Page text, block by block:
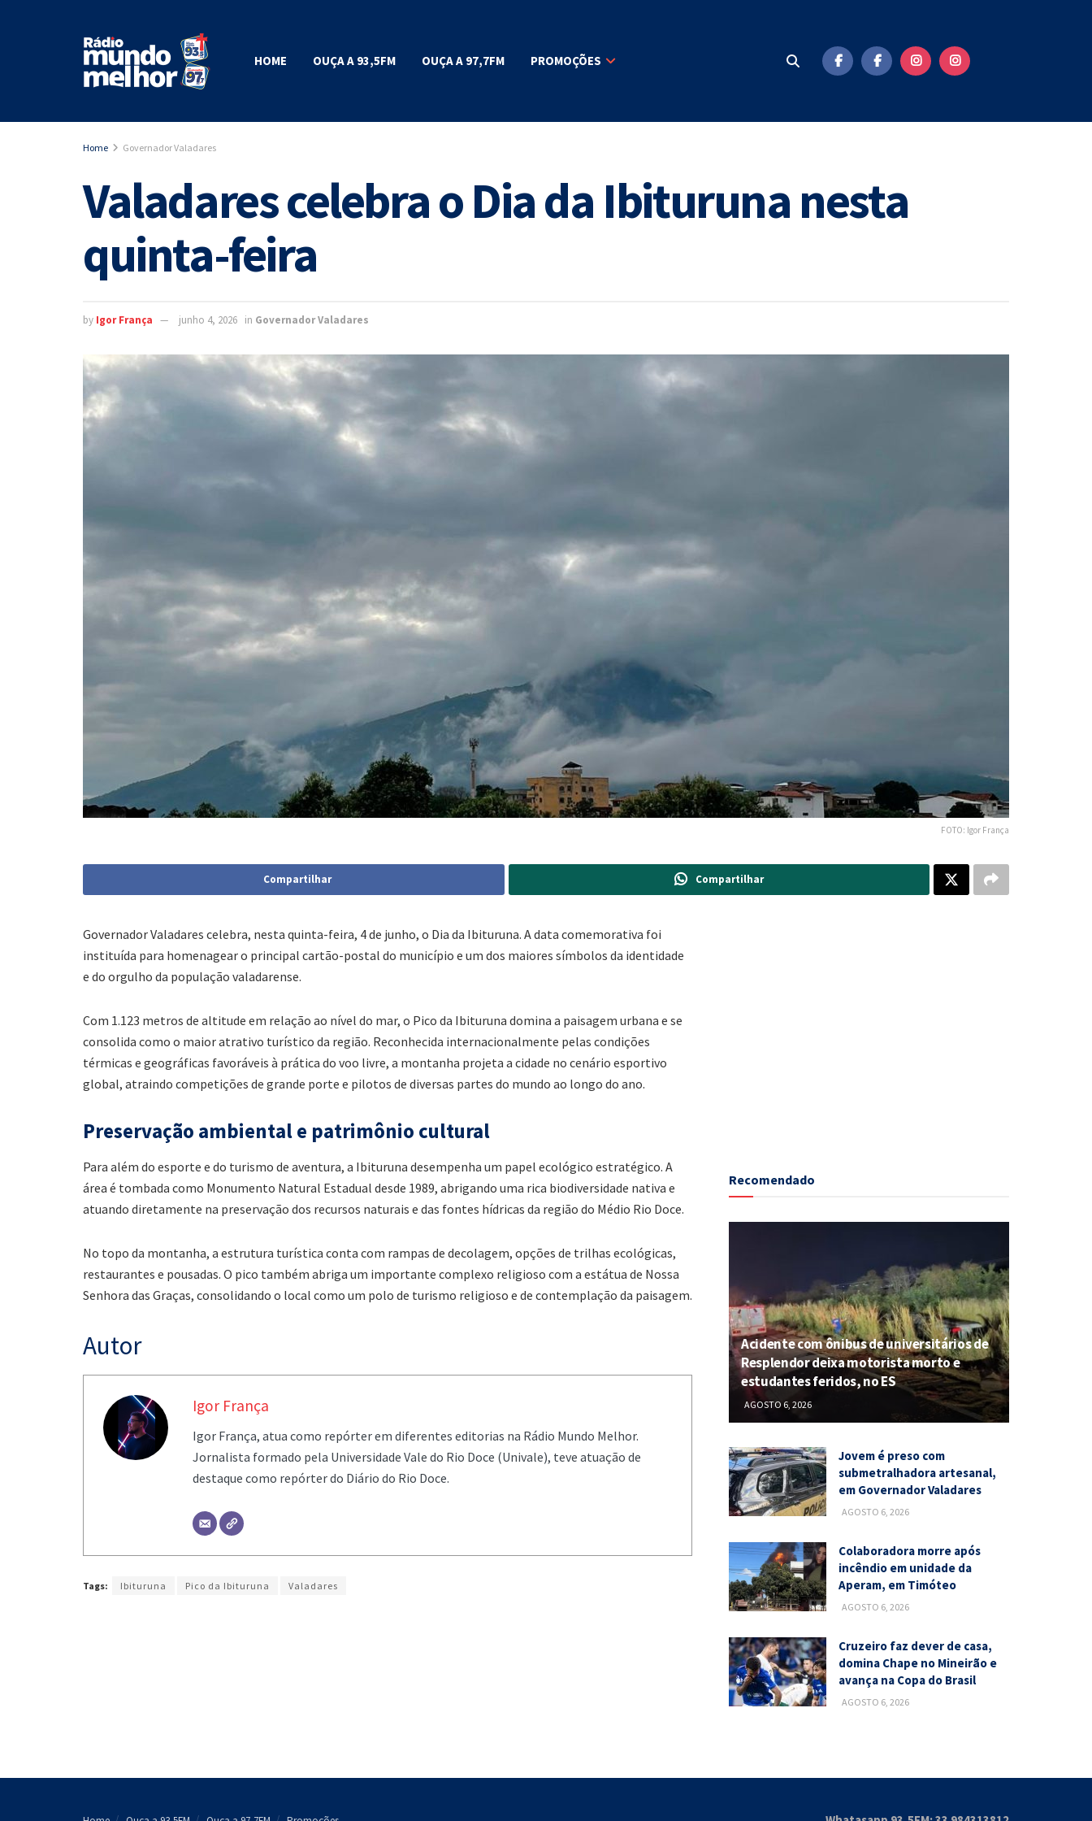
HOME OUÇA A 93,5FM OUÇA A 97,7FM PROMOÇÕES
Home Governador Valadares
Valadares celebra o Dia da Ibituruna nesta
quinta-feira
by Igor França junho 4, 2026 in Governador Valadares
FOTO: Igor França
Compartilhar Compartilhar
Governador Valadares celebra, nesta quinta-feira, 4 de junho, o Dia da Ibituruna. A data comemorativa foi
instituída para homenagear o principal cartão-postal do município e um dos maiores símbolos da identidade
e do orgulho da população valadarense.
Com 1.123 metros de altitude em relação ao nível do mar, o Pico da Ibituruna domina a paisagem urbana e se
consolida como o maior atrativo turístico da região. Reconhecida internacionalmente pelas condições
térmicas e geográficas favoráveis à prática do voo livre, a montanha projeta a cidade no cenário esportivo
global, atraindo competições de grande porte e pilotos de diversas partes do mundo ao longo do ano.
Preservação ambiental e patrimônio cultural
Para além do esporte e do turismo de aventura, a Ibituruna desempenha um papel ecológico estratégico. A
área é tombada como Monumento Natural Estadual desde 1989, abrigando uma rica biodiversidade nativa e
atuando diretamente na preservação dos recursos naturais e das fontes hídricas da região do Médio Rio Doce.
No topo da montanha, a estrutura turística conta com rampas de decolagem, opções de trilhas ecológicas,
restaurantes e pousadas. O pico também abriga um importante complexo religioso com a estátua de Nossa
Senhora das Graças, consolidando o local como um polo de turismo religioso e de contemplação da paisagem.
Autor
Igor França
Igor França, atua como repórter em diferentes editorias na Rádio Mundo Melhor.
Jornalista formado pela Universidade Vale do Rio Doce (Univale), teve atuação de
destaque como repórter do Diário do Rio Doce.
Tags: Ibituruna Pico da Ibituruna Valadares
Recomendado
Acidente com ônibus de universitários de
Resplendor deixa motorista morto e
estudantes feridos, no ES
AGOSTO 6, 2026
Jovem é preso com
submetralhadora artesanal,
em Governador Valadares
AGOSTO 6, 2026
Colaboradora morre após
incêndio em unidade da
Aperam, em Timóteo
AGOSTO 6, 2026
Cruzeiro faz dever de casa,
domina Chape no Mineirão e
avança na Copa do Brasil
AGOSTO 6, 2026